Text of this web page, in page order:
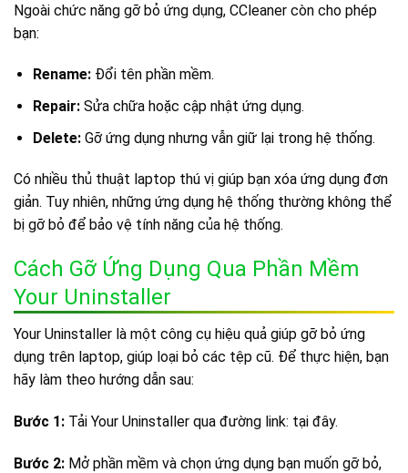
Ngoài chức năng gỡ bỏ ứng dụng, CCleaner còn cho phép
bạn:
Rename:Đổi tên phần mềm.
Repair:Sửa chữa hoặc cập nhật ứng dụng.
Delete:Gỡ ứng dụng nhưng vẫn giữ lại trong hệ thống.
Có nhiều thủ thuật laptop thú vị giúp bạn xóa ứng dụng đơn
giản. Tuy nhiên, những ứng dụng hệ thống thường không thể
bị gỡ bỏ để bảo vệ tính năng của hệ thống.
Cách Gỡ Ứng Dụng Qua Phần Mềm
Your Uninstaller
Your Uninstaller là một công cụ hiệu quả giúp gỡ bỏ ứng
dụng trên laptop, giúp loại bỏ các tệp cũ. Để thực hiện, bạn
hãy làm theo hướng dẫn sau:
Bước 1: Tải Your Uninstaller qua đường link: tại đây.
Bước 2: Mở phần mềm và chọn ứng dụng bạn muốn gỡ bỏ,